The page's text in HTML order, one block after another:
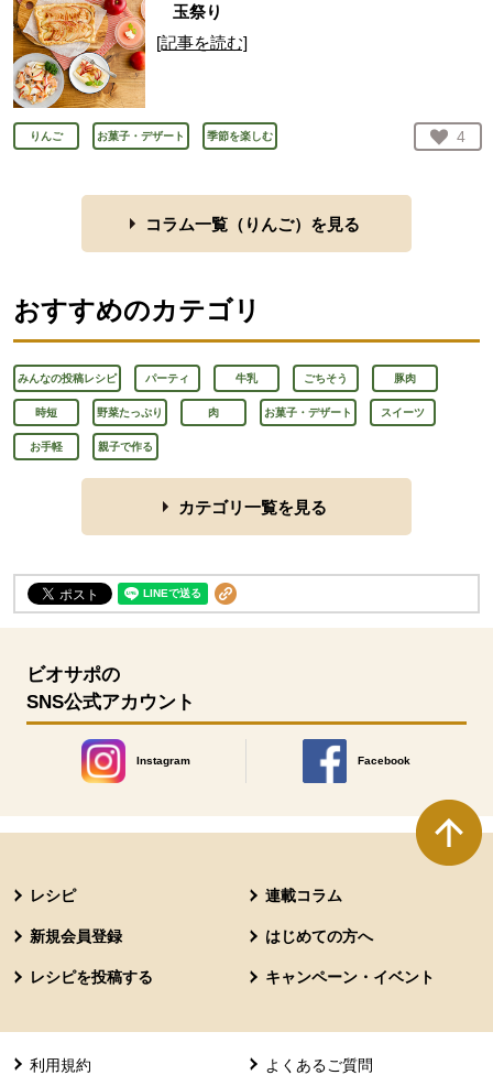
玉祭り
[記事を読む]
りんご お菓子・デザート 季節を楽しむ お気
4
人
コラム一覧（ りんご）を見る
おすすめのカテゴリ
みんなの投稿レシピ パーティ 牛乳 ごちそう 豚肉
時短 野菜たっぷり 肉 お菓子・デザート スイーツ
お手軽 親子で作る
カテゴリ一覧を見る
ビオサポの
SNS公式アカウント
Instagram
別のウィンドウで開きます。
Facebook
別のウィンドウで開きます
レシピ 連載コラム
新規会員登録 はじめての方へ
レシピを投稿する キャンペーン・イベント
利用規約 よくあるご質問